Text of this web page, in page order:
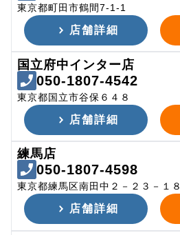
東京都町田市鶴間7-1-1
店舗詳細
国立府中インター店
050-1807-4542
東京都国立市谷保６４８
店舗詳細
練馬店
050-1807-4598
東京都練馬区南田中２－２３－１８
店舗詳細